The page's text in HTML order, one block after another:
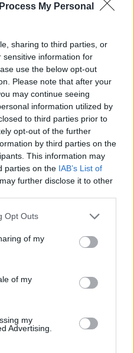
My Personal
sharing to third parties, or
sensitive information for
use the below opt-out
Please note that after your
may continue seeing
information utilized by
to third parties prior to
opt-out of the further
by third parties on the
This information may
parties on the IAB’s List of
further disclose it to other
uses one or more Google
behaviour. You may click to
and its third-party tags to
purposes in below Google
Opt Outs
of my
of my
my
Advertising.
felé, akik értékelik a
Share
via
Email
bezárva egy